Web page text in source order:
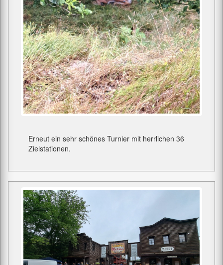
Erneut ein sehr schönes Turnier mit herrlichen 36
Zielstationen.